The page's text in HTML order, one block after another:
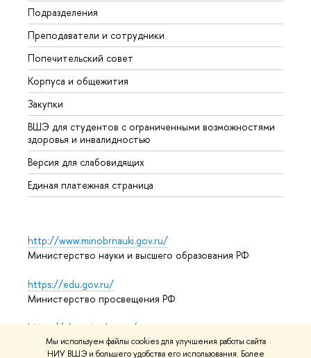
Мы используем файлы cookies для улучшения работы сайта
НИУ ВШЭ и большего удобства его использования. Более
Подразделения
Преподаватели и сотрудники
Попечительский совет
Корпуса и общежития
Закупки
ВШЭ для студентов с ограниченными возможностями
здоровья и инвалидностью
Версия для слабовидящих
Единая платежная страница
http://www.minobrnauki.gov.ru/
Министерство науки и высшего образования РФ
https://edu.gov.ru/
Министерство просвещения РФ
https://elearning.hse.ru/mooc
Массовые открытые онлайн-курсы